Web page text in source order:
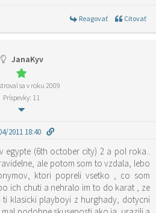
Reagovať Citovať
JanaKyv
sa v roku 2009
Príspevky: 11
2011 18:40
egypte (6th october city) 2 a pol roka..
ale potom som to vzdala, lebo
ktori popreli vsetko , co som
ich chuti a nehralo im to do karat , ze